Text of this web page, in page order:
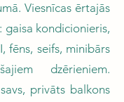
Viesnīcas ērtajās
gaisa kondicionieris,
fēns, seifs, minibārs
dzērieniem.
privāts balkons